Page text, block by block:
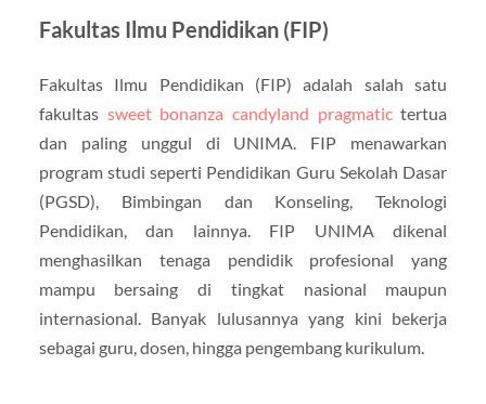
Fakultas Ilmu Pendidikan (FIP)
Fakultas Ilmu Pendidikan (FIP) adalah salah satu
fakultas sweet bonanza candyland pragmatictertua
dan paling unggul di UNIMA. FIP menawarkan
program studi seperti Pendidikan Guru Sekolah Dasar
(PGSD), Bimbingan dan Konseling, Teknologi
Pendidikan, dan lainnya. FIP UNIMA dikenal
menghasilkan tenaga pendidik profesional yang
mampu bersaing di tingkat nasional maupun
internasional. Banyak lulusannya yang kini bekerja
sebagai guru, dosen, hingga pengembang kurikulum.